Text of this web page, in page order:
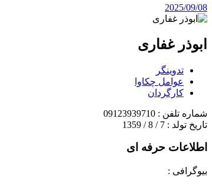
2025/09/08
ابوذر غفاری
تدوینگر
عوامل چکاوا
کارگردان
شماره تلفن : 09123939710
تاریخ تولد : 7 / 8 / 1359
اطلاعات حرفه ای
بیوگرافی :